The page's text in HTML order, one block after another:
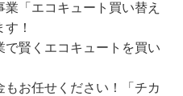
「エコキュート買い替え
！
賢くエコキュートを買い
お任せください！「チカ